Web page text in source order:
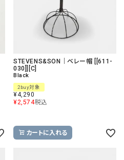
STEVENS&SON｜ベレー帽 [[611-
030]][C]
Black
2buy対象
¥4,290
¥2,574税込
カートに入れる